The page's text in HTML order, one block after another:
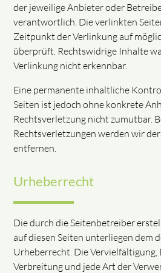
der jeweilige Anbieter oder
verantwortlich. Die verlinkten
Zeitpunkt der Verlinkung auf
überprüft. Rechtswidrige Inhalte
Verlinkung nicht erkennbar.
Eine permanente inhaltliche
Seiten ist jedoch ohne konkrete
Rechtsverletzung nicht zumutbar.
Rechtsverletzungen werden wir
entfernen.
Urheberrecht
Die durch die Seitenbetreiber
auf diesen Seiten unterliegen dem
Urheberrecht. Die Vervielfältigung,
Verbreitung und jede Art der